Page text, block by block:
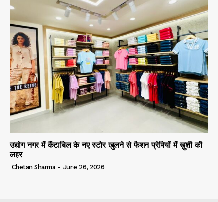
उद्योग नगर में कैंटाबिल के नए स्टोर खुलने से फैशन प्रेमियों में ख़ुशी की
लहर
Chetan Sharma - June 26, 2026